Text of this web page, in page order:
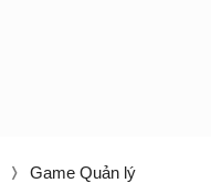
Game Quản lý